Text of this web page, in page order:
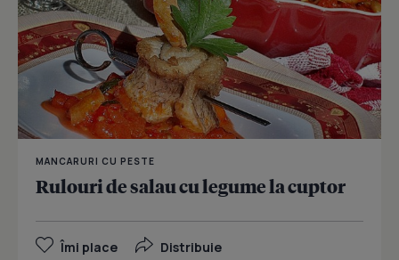
MANCARURI CU PESTE
Rulouri de salau cu legume la cuptor
Îmi place Distribuie